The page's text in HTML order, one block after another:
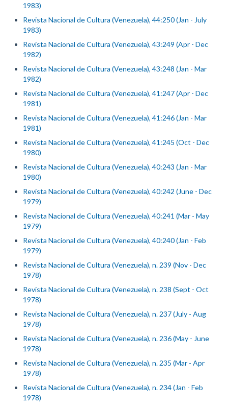
1983)
Revista Nacional de Cultura (Venezuela), 44:250 (Jan - July
1983)
Revista Nacional de Cultura (Venezuela), 43:249 (Apr - Dec
1982)
Revista Nacional de Cultura (Venezuela), 43:248 (Jan - Mar
1982)
Revista Nacional de Cultura (Venezuela), 41:247 (Apr - Dec
1981)
Revista Nacional de Cultura (Venezuela), 41:246 (Jan - Mar
1981)
Revista Nacional de Cultura (Venezuela), 41:245 (Oct - Dec
1980)
Revista Nacional de Cultura (Venezuela), 40:243 (Jan - Mar
1980)
Revista Nacional de Cultura (Venezuela), 40:242 (June - Dec
1979)
Revista Nacional de Cultura (Venezuela), 40:241 (Mar - May
1979)
Revista Nacional de Cultura (Venezuela), 40:240 (Jan - Feb
1979)
Revista Nacional de Cultura (Venezuela), n. 239 (Nov - Dec
1978)
Revista Nacional de Cultura (Venezuela), n. 238 (Sept - Oct
1978)
Revista Nacional de Cultura (Venezuela), n. 237 (July - Aug
1978)
Revista Nacional de Cultura (Venezuela), n. 236 (May - June
1978)
Revista Nacional de Cultura (Venezuela), n. 235 (Mar - Apr
1978)
Revista Nacional de Cultura (Venezuela), n. 234 (Jan - Feb
1978)